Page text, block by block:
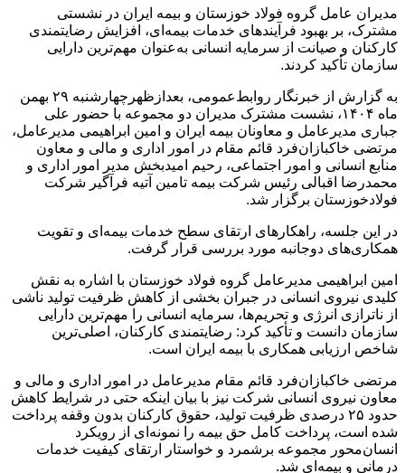
مدیران عامل گروه فولاد خوزستان و بیمه ایران در نشستی
مشترک، بر بهبود فرآیندهای خدمات بیمه‌ای، افزایش رضایتمندی
کارکنان و صیانت از سرمایه انسانی به‌عنوان مهم‌ترین دارایی
سازمان تأکید کردند.
به گزارش از خبرنگار روابط‌عمومی، بعدازظهرچهارشنبه ۲۹ بهمن
ماه ۱۴۰۴، نشست مشترک مدیران دو مجموعه با حضور علی
جباری مدیرعامل و معاونان بیمه ایران و امین ابراهیمی مدیرعامل،
مرتضی خاکبازان‌فرد قائم مقام در امور اداری و مالی و معاون
منابع انسانی و امور اجتماعی، رحیم امیدبخش مدیر امور اداری و
محمدرضا اقبالی رئیس شرکت بیمه تامین آتیه فرآگیر شرکت
فولادخوزستان برگزار شد.
در این جلسه، راهکارهای ارتقای سطح خدمات بیمه‌ای و تقویت
همکاری‌های دوجانبه مورد بررسی قرار گرفت.
امین ابراهیمی مدیرعامل گروه فولاد خوزستان با اشاره به نقش
کلیدی نیروی انسانی در جبران بخشی از کاهش ظرفیت تولید ناشی
از ناترازی انرژی و تحریم‌ها، سرمایه انسانی را مهم‌ترین دارایی
سازمان دانست و تأکید کرد: رضایتمندی کارکنان، اصلی‌ترین
شاخص ارزیابی همکاری با بیمه ایران است.
مرتضی خاکبازان‌فرد قائم مقام مدیرعامل در امور اداری و مالی و
معاون نیروی انسانی شرکت نیز با بیان اینکه حتی در شرایط کاهش
حدود ۲۵ درصدی ظرفیت تولید، حقوق کارکنان بدون وقفه پرداخت
شده است، پرداخت کامل حق بیمه را نمونه‌ای از رویکرد
انسان‌محور مجموعه برشمرد و خواستار ارتقای کیفیت خدمات
درمانی و بیمه‌ای شد.